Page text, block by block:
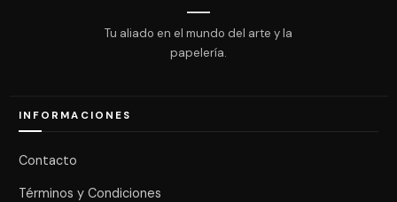
Tu aliado en el mundo del arte y la
papelería.
INFORMACIONES
Contacto
Términos y Condiciones